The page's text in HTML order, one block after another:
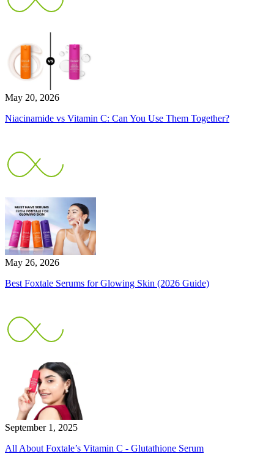
May 20, 2026
Niacinamide vs Vitamin C: Can You Use Them Together?
May 26, 2026
Best Foxtale Serums for Glowing Skin (2026 Guide)
September 1, 2025
All About Foxtale’s Vitamin C - Glutathione Serum